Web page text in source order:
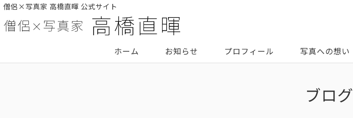
僧侶×写真家 高橋直暉 公式サイト
ホーム お知らせ プロフィール 写真への想い
ブログ